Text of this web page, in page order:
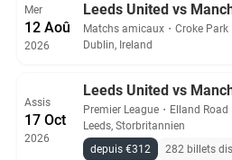
Mer
12 Aoû
2026
Leeds United vs
Matchs amicaux ・ Croke Park
Dublin, Ireland
Assis
17 Oct
2026
Leeds United vs
Premier League ・ Elland Road
Leeds, Storbritannien
depuis €312
282 billets